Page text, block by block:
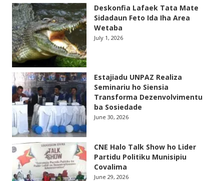
Deskonfia Lafaek Tata Mate
Sidadaun Feto Ida Iha Area
Wetaba
July 1, 2026
Estajiadu UNPAZ Realiza
Seminariu ho Siensia
Transforma Dezenvolvimentu
ba Sosiedade
June 30, 2026
CNE Halo Talk Show ho Lider
Partidu Politiku Munisipiu
Covalima
June 29, 2026